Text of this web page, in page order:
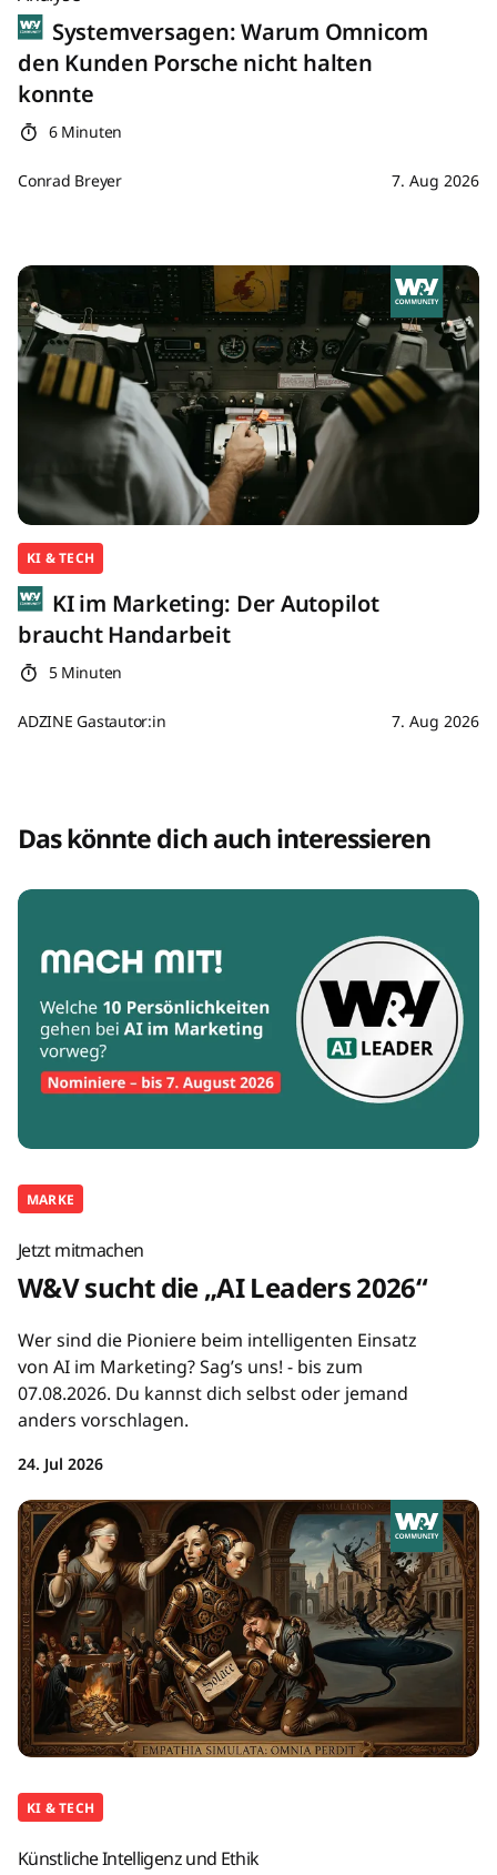
Systemversagen: Warum Omnicom
den Kunden Porsche nicht halten
konnte
6 Minuten
Conrad Breyer 7. Aug 2026
KI & TECH
KI im Marketing: Der Autopilot
braucht Handarbeit
5 Minuten
ADZINE Gastautor:in 7. Aug 2026
Das könnte dich auch interessieren
MARKE
Jetzt mitmachen
W&V sucht die „AI Leaders 2026“
Wer sind die Pioniere beim intelligenten Einsatz
von AI im Marketing? Sag’s uns! - bis zum
07.08.2026. Du kannst dich selbst oder jemand
anders vorschlagen.
24. Jul 2026
KI & TECH
Künstliche Intelligenz und Ethik